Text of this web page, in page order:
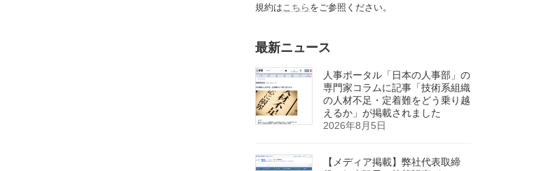
規約は こちら をご参照ください。
最新ニュース
人事ポータル「日本の人事部」の
専門家コラムに記事「技術系組織
の人材不足・定着難をどう乗り越
えるか」が掲載されました
2026年8月5日
【メディア掲載】弊社代表取締